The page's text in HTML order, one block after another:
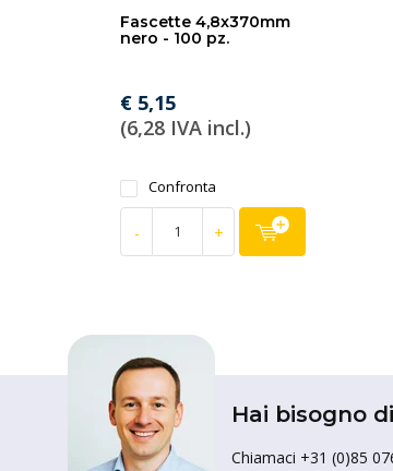
Fascette 4,8x370mm
nero - 100 pz.
€ 5,15
(6,28 IVA incl.)
Confronta
- +
Hai bisogno
Chiamaci +31 (0)85